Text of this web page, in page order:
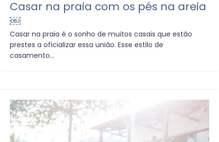
Casar na praia com os pés na areia
￼
Casar na praia é o sonho de muitos casais que estão
prestes a oficializar essa união. Esse estilo de
casamento...